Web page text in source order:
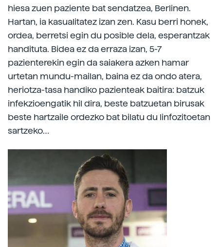
hiesa zuen paziente bat sendatzea, Berlinen.
Hartan, ia kasualitatez izan zen. Kasu berri honek,
ordea, berretsi egin du posible dela, esperantzak
handituta. Bidea ez da erraza izan, 5-7
pazienterekin egin da saiakera azken hamar
urtetan mundu-mailan, baina ez da ondo atera,
heriotza-tasa handiko pazienteak baitira: batzuk
infekzioengatik hil dira, beste batzuetan birusak
beste hartzaile ordezko bat bilatu du linfozitoetan
sartzeko…